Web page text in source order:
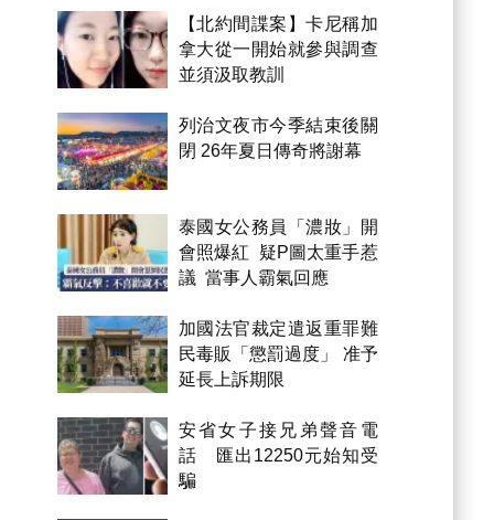
【北約間諜案】卡尼稱加
拿大從一開始就參與調查
並須汲取教訓
列治文夜市今季結束後關
閉 26年夏日傳奇將謝幕
泰國女公務員「濃妝」開
會照爆紅 疑P圖太重手惹
議 當事人霸氣回應
加國法官裁定遣返重罪難
民毒販「懲罰過度」 准予
延長上訴期限
安省女子接兄弟聲音電
話 匯出12250元始知受
騙